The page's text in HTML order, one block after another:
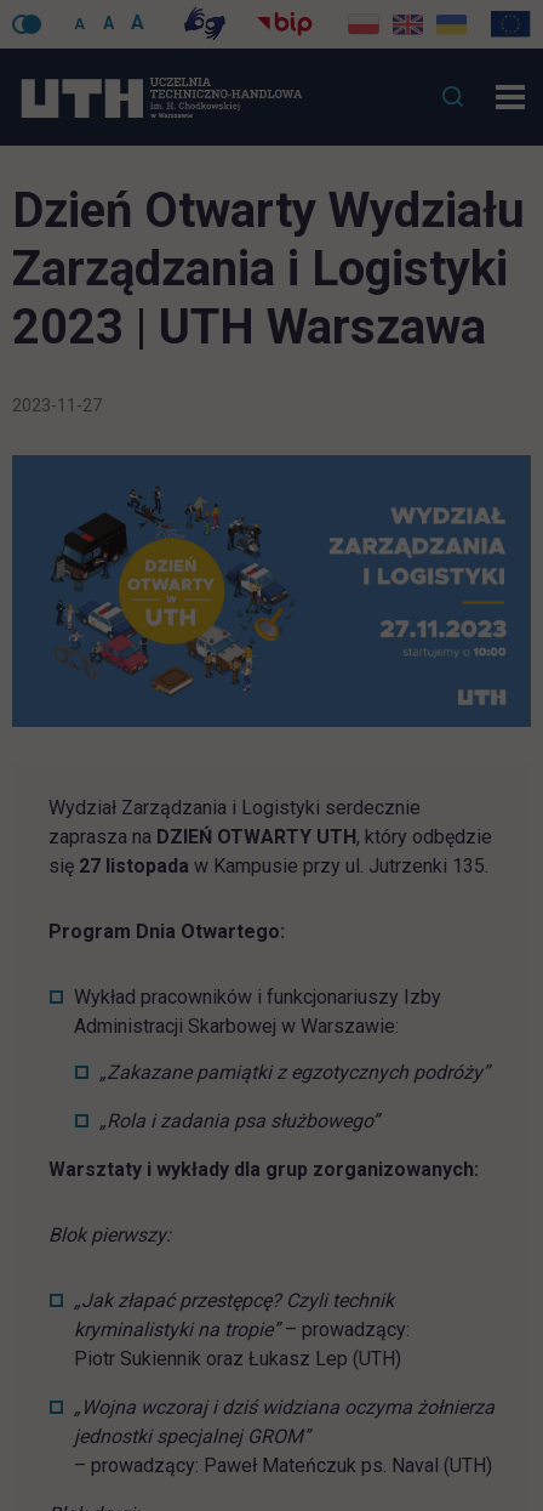
A A A
Dzień Otwarty Wydziału
Zarządzania i Logistyki
2023 | UTH Warszawa
2023-11-27
Wydział Zarządzania i Logistyki serdecznie
zaprasza na DZIEŃ OTWARTY UTH, który odbędzie
się 27 listopada w Kampusie przy ul. Jutrzenki 135.
Program Dnia Otwartego:
Wykład pracowników i funkcjonariuszy Izby
Administracji Skarbowej w Warszawie:
„Zakazane pamiątki z egzotycznych podróży”
„Rola i zadania psa służbowego”
Warsztaty i wykłady dla grup zorganizowanych:
Blok pierwszy:
„Jak złapać przestępcę? Czyli technik
kryminalistyki na tropie”– prowadzący:
Piotr Sukiennik oraz Łukasz Lep (UTH)
„Wojna wczoraj i dziś widziana oczyma żołnierza
jednostki specjalnej GROM”
– prowadzący: Paweł Mateńczuk ps. Naval (UTH)